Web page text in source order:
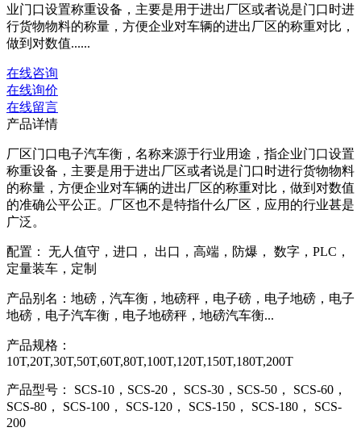
业门口设置称重设备，主要是用于进出厂区或者说是门口时进
行货物物料的称量，方便企业对车辆的进出厂区的称重对比，
做到对数值......
在线咨询
在线询价
在线留言
产品详情
厂区门口电子汽车衡，名称来源于行业用途，指企业门口设置
称重设备，主要是用于进出厂区或者说是门口时进行货物物料
的称量，方便企业对车辆的进出厂区的称重对比，做到对数值
的准确公平公正。厂区也不是特指什么厂区，应用的行业甚是
广泛。
配置： 无人值守，进口， 出口，高端，防爆， 数字，PLC，
定量装车，定制
产品别名：地磅，汽车衡，地磅秤，电子磅，电子地磅，电子
地磅，电子汽车衡，电子地磅秤，地磅汽车衡...
产品规格：
10T,20T,30T,50T,60T,80T,100T,120T,150T,180T,200T
产品型号： SCS-10，SCS-20， SCS-30，SCS-50， SCS-60，
SCS-80， SCS-100， SCS-120， SCS-150， SCS-180， SCS-
200